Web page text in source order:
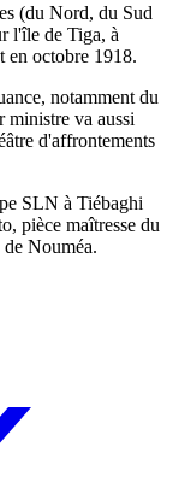
(du Nord, du Sud
l'île de Tiga, à
en octobre 1918.
notamment du
ministre va aussi
d'affrontements
SLN à Tiébaghi
pièce maîtresse du
Nouméa.